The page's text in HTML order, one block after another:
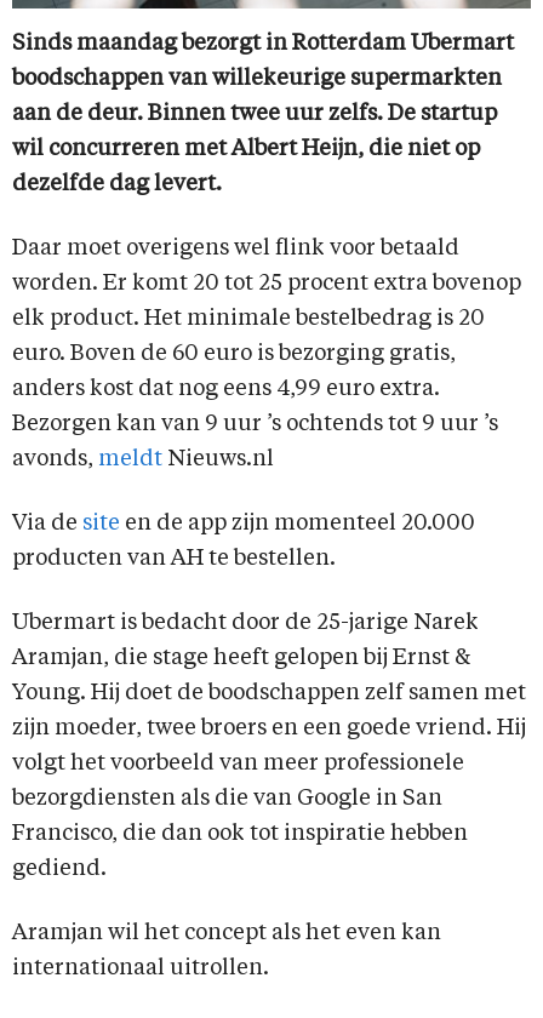
Sinds maandag bezorgt in Rotterdam Ubermart
boodschappen van willekeurige supermarkten
aan de deur. Binnen twee uur zelfs. De startup
wil concurreren met Albert Heijn, die niet op
dezelfde dag levert.
Daar moet overigens wel flink voor betaald
worden. Er komt 20 tot 25 procent extra bovenop
elk product. Het minimale bestelbedrag is 20
euro. Boven de 60 euro is bezorging gratis,
anders kost dat nog eens 4,99 euro extra.
Bezorgen kan van 9 uur ’s ochtends tot 9 uur ’s
avonds, meldt Nieuws.nl
Via de site en de app zijn momenteel 20.000
producten van AH te bestellen.
Ubermart is bedacht door de 25-jarige Narek
Aramjan, die stage heeft gelopen bij Ernst &
Young. Hij doet de boodschappen zelf samen met
zijn moeder, twee broers en een goede vriend. Hij
volgt het voorbeeld van meer professionele
bezorgdiensten als die van Google in San
Francisco, die dan ook tot inspiratie hebben
gediend.
Aramjan wil het concept als het even kan
internationaal uitrollen.